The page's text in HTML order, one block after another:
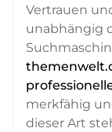
Vertrauen
unabhängig
merkfähig
dieser Art